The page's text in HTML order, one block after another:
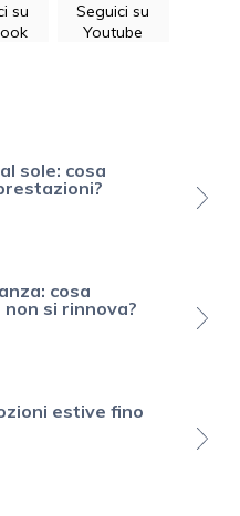
su
Seguici su
Youtube
sole: cosa
cosa
si rinnova?
estive fino